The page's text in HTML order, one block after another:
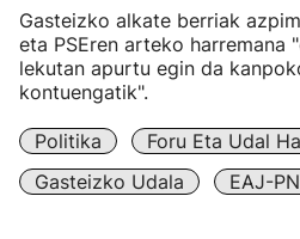
Gasteizko alkate berriak
eta PSEren arteko harremana
lekutan apurtu egin da
kontuengatik".
Politika
Foru Eta Udal
Gasteizko Udala
EAJ-